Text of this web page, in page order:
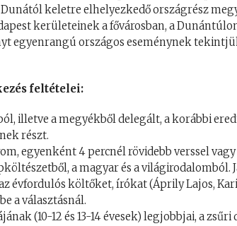
Dunától keletre elhelyezkedő országrész
kerületeinek a fővárosban, a
egyenrangú országos eseménynek
feltételei:
illetve a megyékből delegált, a korábbi
részt.
egyenként 4 percnél rövidebb verssel
a magyar és a
évfordulós költőket, írókat (Áprily Lajos,
a választásnál.
(10-12 és 13-14 évesek) legjobbjai, a